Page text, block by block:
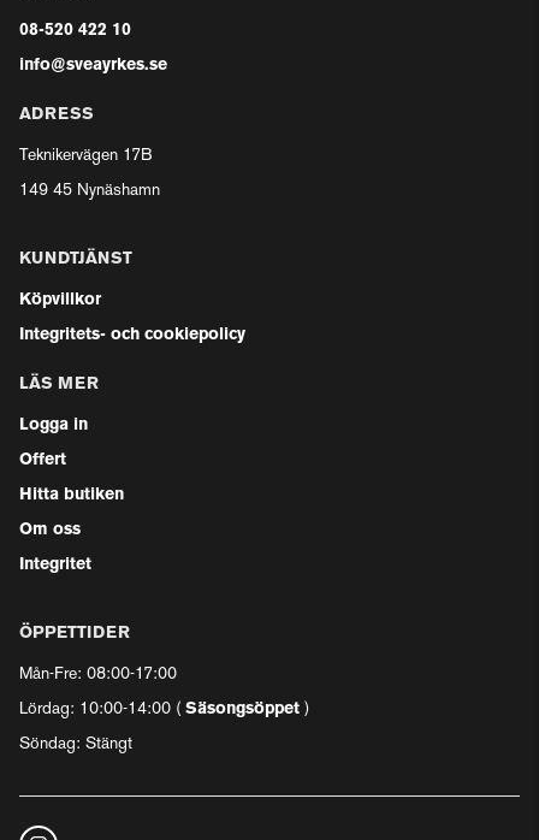
08-520 422 10
info@sveayrkes.se
ADRESS
Teknikervägen 17B
149 45 Nynäshamn
KUNDTJÄNST
Köpvillkor
Integritets- och cookiepolicy
LÄS MER
Logga in
Offert
Hitta butiken
Om oss
Integritet
ÖPPETTIDER
Mån-Fre: 08:00-17:00
Lördag: 10:00-14:00 ( Säsongsöppet )
Söndag: Stängt